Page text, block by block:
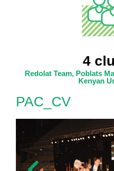
4
Redolat Team, Poblats
Kenyan
PAC_CV